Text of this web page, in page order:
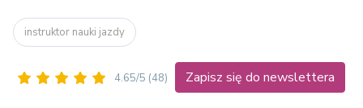
instruktor nauki jazdy
4.65/5 (48) Zapisz się do newslettera